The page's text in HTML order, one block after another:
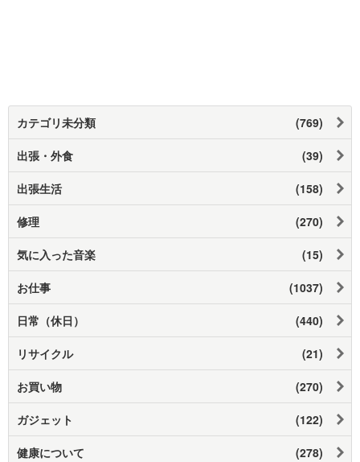
カテゴリ未分類 (769)
出張・外食 (39)
出張生活 (158)
修理 (270)
気に入った音楽 (15)
お仕事 (1037)
日常（休日） (440)
リサイクル (21)
お買い物 (270)
ガジェット (122)
健康について (278)